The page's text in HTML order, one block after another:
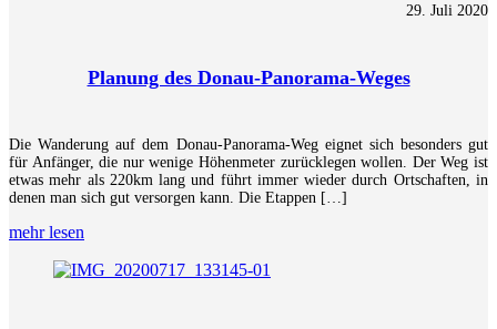
29. Juli 2020
Planung des Donau-Panorama-Weges
Die Wanderung auf dem Donau-Panorama-Weg eignet sich besonders gut
für Anfänger, die nur wenige Höhenmeter zurücklegen wollen. Der Weg ist
etwas mehr als 220km lang und führt immer wieder durch Ortschaften, in
denen man sich gut versorgen kann. Die Etappen […]
mehr lesen